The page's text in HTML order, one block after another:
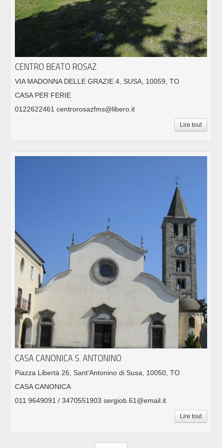
CENTRO BEATO ROSAZ
VIA MADONNA DELLE GRAZIE 4, SUSA, 10059, TO
CASA PER FERIE
0122622461 centrorosazfms@libero.it
Lire tout
CASA CANONICA S. ANTONINO
Piazza Libertà 26, Sant'Antonino di Susa, 10050, TO
CASA CANONICA
011 9649091 / 3470551903 sergiob.61@email.it
Lire tout